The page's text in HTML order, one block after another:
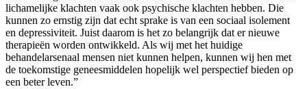
lichamelijke klachten vaak ook psychische klachten hebben. Die
kunnen zo ernstig zijn dat echt sprake is van een sociaal isolement
en depressiviteit. Juist daarom is het zo belangrijk dat er nieuwe
therapieën worden ontwikkeld. Als wij met het huidige
behandelarsenaal mensen niet kunnen helpen, kunnen wij hen met
de toekomstige geneesmiddelen hopelijk wel perspectief bieden op
een beter leven.”